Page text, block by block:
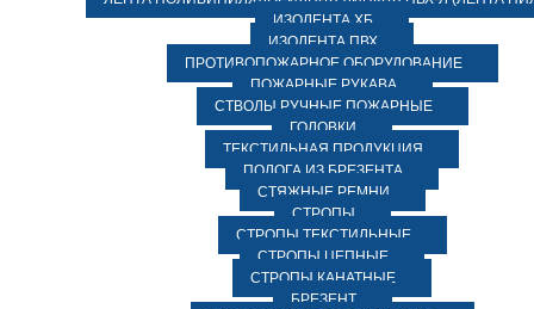
ИЗОЛЕНТА ХБ
ИЗОЛЕНТА ПВХ
ПРОТИВОПОЖАРНОЕ ОБОРУДОВАНИЕ
ПОЖАРНЫЕ РУКАВА
СТВОЛЫ РУЧНЫЕ ПОЖАРНЫЕ
ГОЛОВКИ
ТЕКСТИЛЬНАЯ ПРОДУКЦИЯ
ПОЛОГА ИЗ БРЕЗЕНТА
СТЯЖНЫЕ РЕМНИ
СТРОПЫ
СТРОПЫ ТЕКСТИЛЬНЫЕ
СТРОПЫ ЦЕПНЫЕ
СТРОПЫ КАНАТНЫЕ
БРЕЗЕНТ